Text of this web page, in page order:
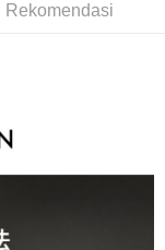
disediakan oleh NP
dikehendaki
pesanan
pesanan
Rekomendasi